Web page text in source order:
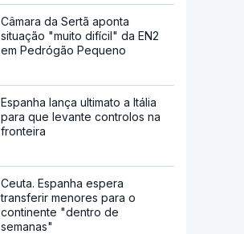
Câmara da Sertã aponta
situação "muito difícil" da EN2
em Pedrógão Pequeno
Espanha lança ultimato a Itália
para que levante controlos na
fronteira
Ceuta. Espanha espera
transferir menores para o
continente "dentro de
semanas"